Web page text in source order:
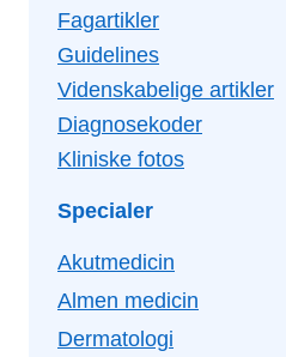
Fagartikler
Guidelines
Videnskabelige artikler
Diagnosekoder
Kliniske fotos
Specialer
Akutmedicin
Almen medicin
Dermatologi